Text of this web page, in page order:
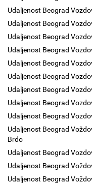
Udaljenost Beograd
Udaljenost Beograd
Udaljenost Beograd
Udaljenost Beograd
Udaljenost Beograd
Udaljenost Beograd
Udaljenost Beograd
Udaljenost Beograd
Udaljenost Beograd
Udaljenost Beograd
Brdo
Udaljenost Beograd
Udaljenost Beograd
Udaljenost Beograd